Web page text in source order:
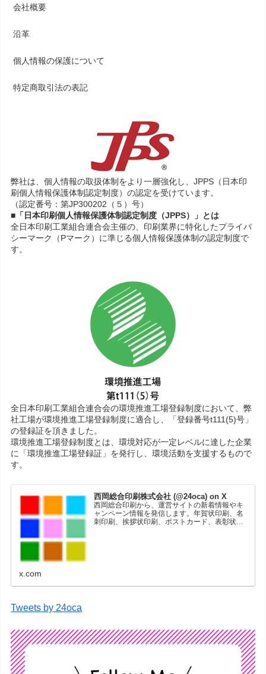
会社概要
沿革
個人情報の保護について
特定商取引法の表記
弊社は、個人情報の取扱体制をより一層強化し、JPPS（日本印
刷個人情報保護体制認定制度）の認定を受けています。
（認定番号：第JP300202（５）号）
■「日本印刷個人情報保護体制認定制度（JPPS）」とは
全日本印刷工業組合連合会主催の、印刷業界に特化したプライバ
シーマーク（Pマーク）に準じる個人情報保護体制の認定制度で
す。
全日本印刷工業組合連合会の環境推進工場登録制度において、弊
社工場が環境推進工場登録制度に適合し、「登録番号t111(5)号」
の登録証を頂きました。
環境推進工場登録制度とは、環境対応が一定レベルに達した企業
に「環境推進工場登録証」を発行し、環境活動を支援するもので
す。
西岡総合印刷株式会社 (@24oca) on X
西岡総合印刷から、運営サイトの新着情報やキ
ャンペーン情報を発信します。年賀状印刷、名
刺印刷、挨拶状印刷、ポストカード、表彰状印
x.com
Tweets by 24oca